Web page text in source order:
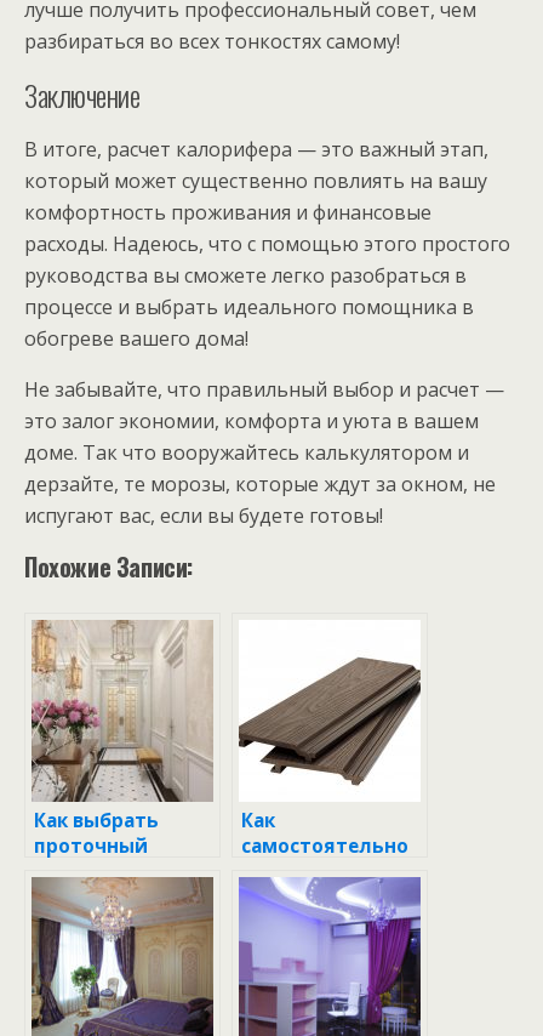
лучше получить профессиональный совет, чем
разбираться во всех тонкостях самому!
Заключение
В итоге, расчет калорифера — это важный этап,
который может существенно повлиять на вашу
комфортность проживания и финансовые
расходы. Надеюсь, что с помощью этого простого
руководства вы сможете легко разобраться в
процессе и выбрать идеального помощника в
обогреве вашего дома!
Не забывайте, что правильный выбор и расчет —
это залог экономии, комфорта и уюта в вашем
доме. Так что вооружайтесь калькулятором и
дерзайте, те морозы, которые ждут за окном, не
испугают вас, если вы будете готовы!
Похожие Записи:
Как выбрать
проточный
водонагреватель:
практическое
руководство для
каждого дома
Как
самостоятельно
отремонтироват
ь газовую плиту:
практическое
руководство для
каждого